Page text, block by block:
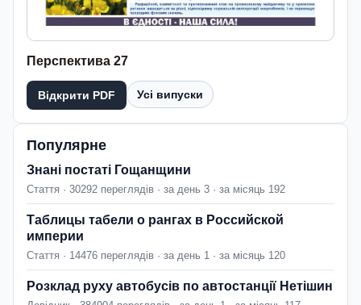
Перспектива 27
Відкрити PDF Усі випуски
Популярне
Знані постаті Гощанщини
Стаття · 30292 переглядів · за день 3 · за місяць 192
Таблицы табели о рангах в Российской
империи
Стаття · 14476 переглядів · за день 1 · за місяць 120
Розклад руху автобусів по автостанції Нетішин